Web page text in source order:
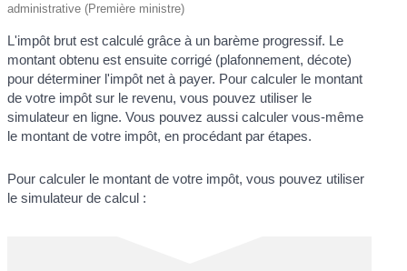
administrative (Première ministre)
L'impôt brut est calculé grâce à un barème progressif. Le
montant obtenu est ensuite corrigé (plafonnement, décote)
pour déterminer l'impôt net à payer. Pour calculer le montant
de votre impôt sur le revenu, vous pouvez utiliser le
simulateur en ligne. Vous pouvez aussi calculer vous-même
le montant de votre impôt, en procédant par étapes.
Pour calculer le montant de votre impôt, vous pouvez utiliser
le simulateur de calcul :